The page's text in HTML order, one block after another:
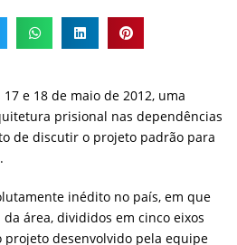
e 18 de maio de 2012, uma
prisional nas dependências
de discutir o projeto padrão para
inédito no país, em que
área, divididos em cinco eixos
projeto desenvolvido pela equipe